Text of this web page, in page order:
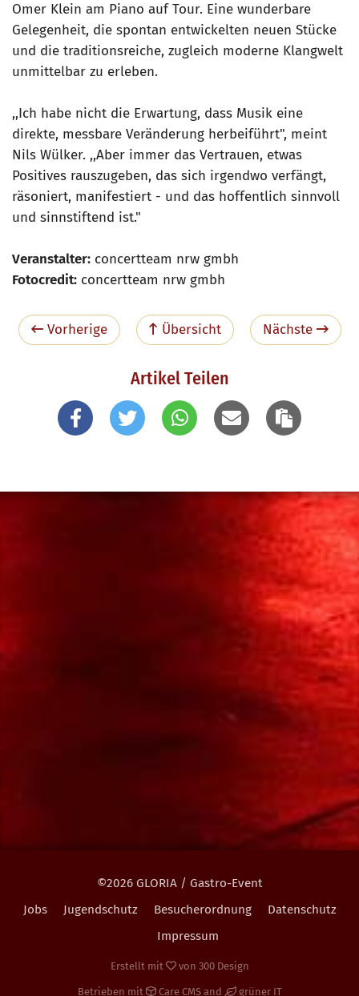
Omer Klein am Piano auf Tour. Eine wunderbare
Gelegenheit, die spontan entwickelten neuen Stücke
und die traditionsreiche, zugleich moderne Klangwelt
unmittelbar zu erleben.
,,Ich habe nicht die Erwartung, dass Musik eine
direkte, messbare Veränderung herbeiführt", meint
Nils Wülker. ,,Aber immer das Vertrauen, etwas
Positives rauszugeben, das sich irgendwo verfängt,
räsoniert, manifestiert - und das hoffentlich sinnvoll
und sinnstiftend ist."
Veranstalter: concertteam nrw gmbh
Fotocredit: concertteam nrw gmbh
Vorherige Übersicht Nächste
Artikel Teilen
©2026 GLORIA / Gastro-Event
Jobs
Jugendschutz Besucherordnung
Datenschutz
Impressum
Erstellt mit von 300 Design
Betrieben mit Care CMSand grüner IT